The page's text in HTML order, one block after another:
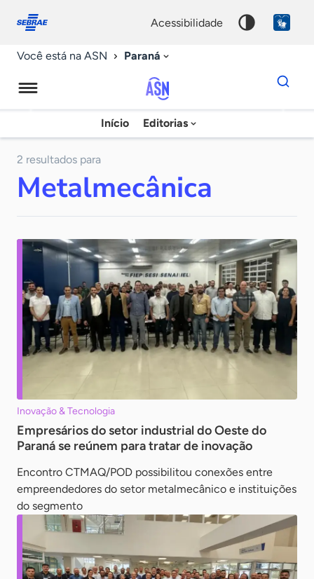
conosco
acessibilidade
Você está na ASN Paraná
Agência
Sebrae
Notícias
Início Editorias
Dados
para
chave
2 resultados para
Metalmecânica
Inovação & Tecnologia
Empresários do setor industrial do Oeste do
Paraná se reúnem para tratar de inovação
Encontro CTMAQ/POD possibilitou conexões entre
empreendedores do setor metalmecânico e instituições
do segmento